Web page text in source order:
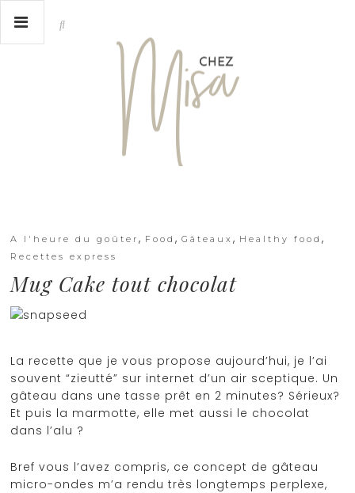
A l'heure du goûter, Food,Gâteaux, Healthy food,
Recettes express
Mug Cake tout chocolat
La recette que je vous propose aujourd’hui, je l’ai
souvent “zieutté” sur internet d’un air sceptique. Un
gâteau dans une tasse prêt en 2 minutes? Sérieux?
Et puis la marmotte, elle met aussi le chocolat
dans l’alu ?
Bref vous l’avez compris, ce concept de gâteau
micro-ondes m’a rendu très longtemps perplexe,